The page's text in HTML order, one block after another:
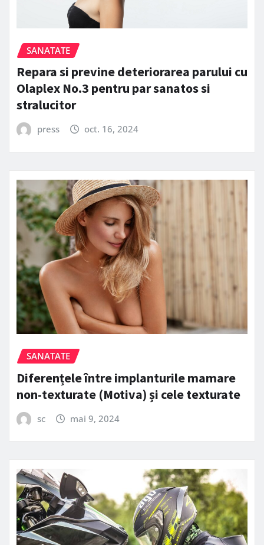
SANATATE
Repara si previne deteriorarea parului cu
Olaplex No.3 pentru par sanatos si
stralucitor
press oct. 16, 2024
SANATATE
Diferențele între implanturile mamare
non-texturate (Motiva) și cele texturate
sc mai 9, 2024